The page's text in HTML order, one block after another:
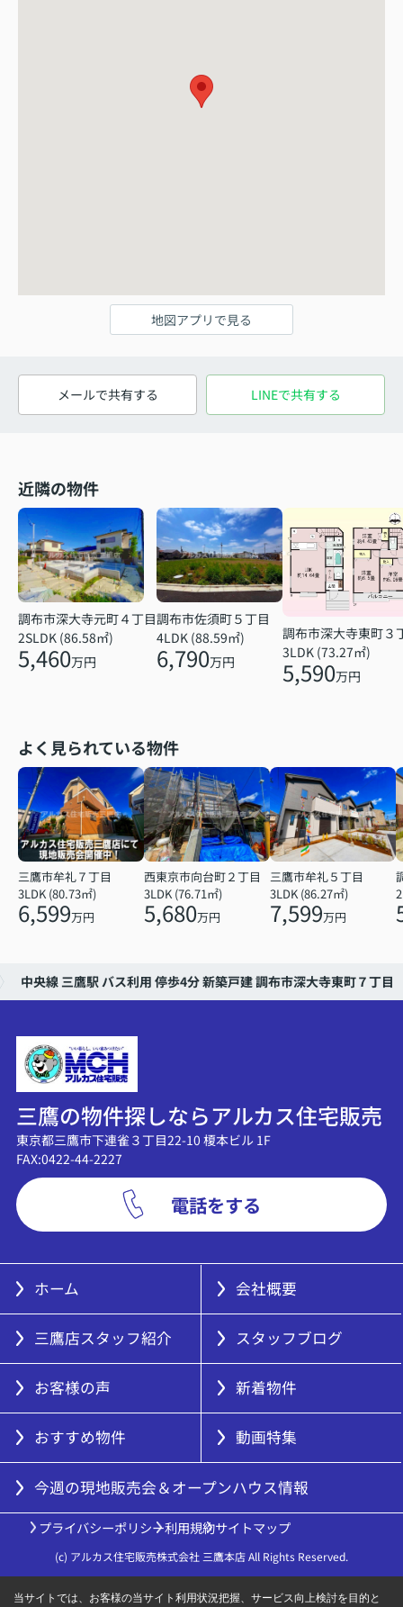
地図アプリで見る
メールで共有する LINEで共有する
近隣の物件
調布市深大寺元町４丁目
2SLDK (86.58㎡)
5,460万円
調布市佐須町５丁目
4LDK (88.59㎡)
6,790万円
調布市深大寺東町３
3LDK (73.27㎡)
5,590万円
よく見られている物件
三鷹市牟礼７丁目
3LDK (80.73㎡)
6,599万円
西東京市向台町２丁目
3LDK (76.71㎡)
5,680万円
三鷹市牟礼５丁目
3LDK (86.27㎡)
7,599万円
中央線 三鷹駅 バス利用 停歩4分 新築戸建 調布市深大寺東町７丁目
三鷹の物件探しならアルカス住宅販売
東京都三鷹市下連雀３丁目22-10 榎本ビル 1F
FAX:0422-44-2227
電話をする
ホーム 会社概要
三鷹店スタッフ紹介 スタッフブログ
お客様の声 新着物件
おすすめ物件 動画特集
今週の現地販売会＆オープンハウス情報
プライバシーポリシー利用規約サイトマップ
(c) アルカス住宅販売株式会社 三鷹本店 All Rights Reserved.
当サイトでは、お客様の当サイト利用状況把握、サービス向上検討を目的と